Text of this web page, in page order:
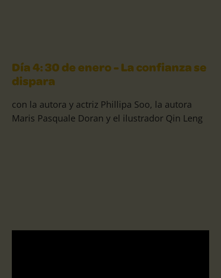
Día 4: 30 de enero - La confianza se
dispara
con la autora y actriz Phillipa Soo, la autora
Maris Pasquale Doran y el ilustrador Qin Leng